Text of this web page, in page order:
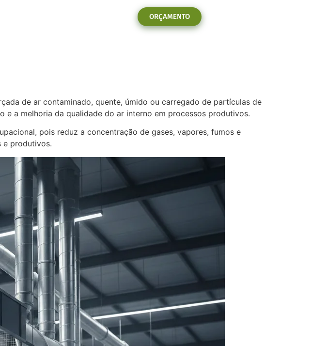
ORÇAMENTO
de ar contaminado, quente, úmido ou carregado de partículas de
a melhoria da qualidade do ar interno em processos produtivos.
pois reduz a concentração de gases, vapores, fumos e
e produtivos.